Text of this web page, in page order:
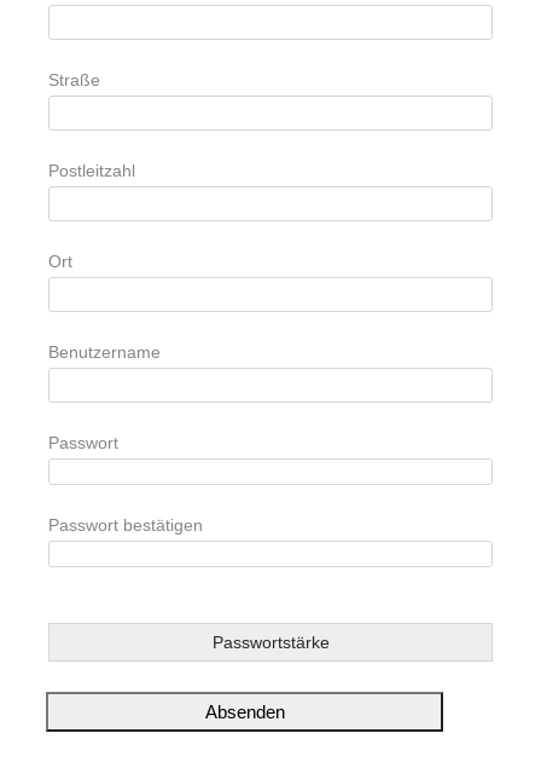
Straße
Postleitzahl
Ort
Benutzername
Passwort
Passwort bestätigen
Passwortstärke